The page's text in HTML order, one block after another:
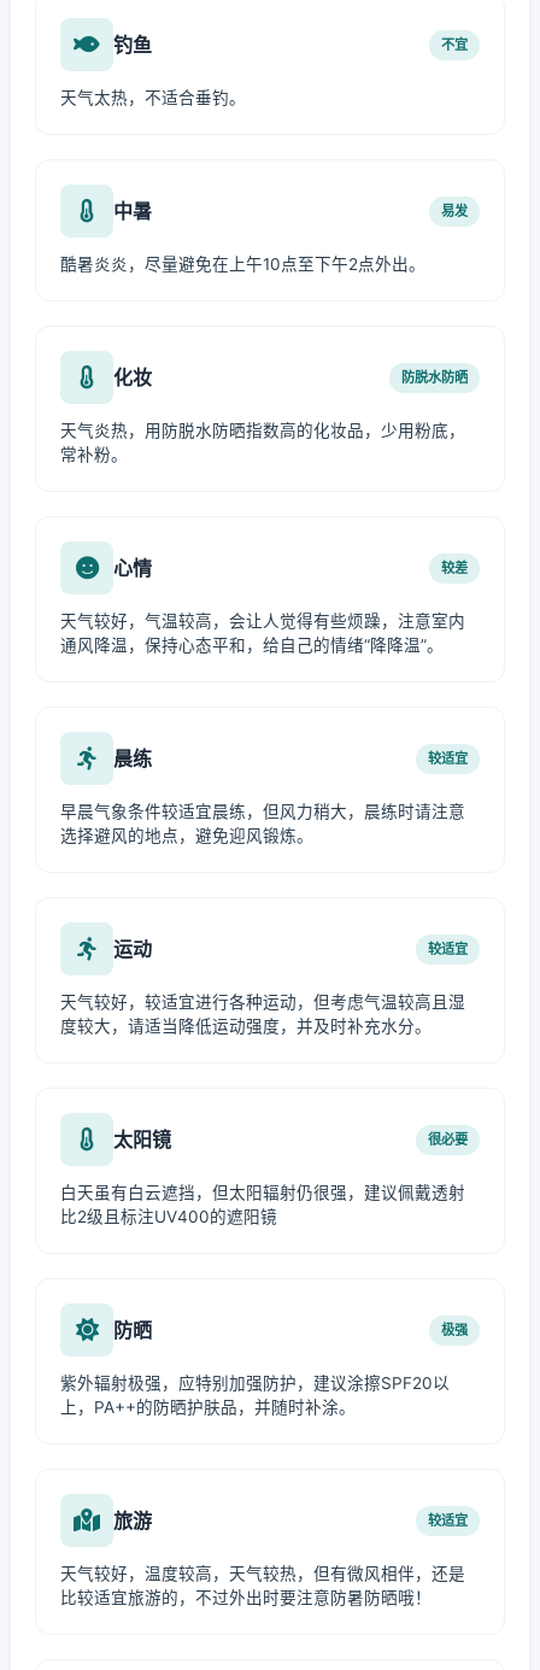
钓鱼 不宜
天气太热，不适合垂钓。
中暑 易发
酷暑炎炎，尽量避免在上午10点至下午2点外出。
化妆 防脱水防晒
天气炎热，用防脱水防晒指数高的化妆品，少用粉底，
常补粉。
心情 较差
天气较好，气温较高，会让人觉得有些烦躁，注意室内
通风降温，保持心态平和，给自己的情绪“降降温”。
晨练 较适宜
早晨气象条件较适宜晨练，但风力稍大，晨练时请注意
选择避风的地点，避免迎风锻炼。
运动 较适宜
天气较好，较适宜进行各种运动，但考虑气温较高且湿
度较大，请适当降低运动强度，并及时补充水分。
太阳镜 很必要
白天虽有白云遮挡，但太阳辐射仍很强，建议佩戴透射
比2级且标注UV400的遮阳镜
防晒 极强
紫外辐射极强，应特别加强防护，建议涂擦SPF20以
上，PA++的防晒护肤品，并随时补涂。
旅游 较适宜
天气较好，温度较高，天气较热，但有微风相伴，还是
比较适宜旅游的，不过外出时要注意防暑防晒哦！